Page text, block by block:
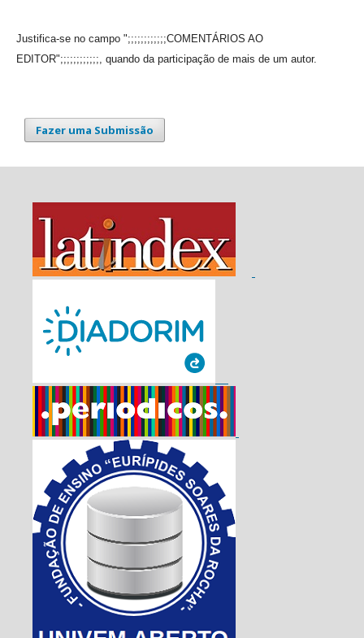
Justifica-se no campo ";;;;;;;;;;;;COMENTÁRIOS AO
EDITOR";;;;;;;;;;;;, quando da participação de mais de um autor.
Fazer uma Submissão